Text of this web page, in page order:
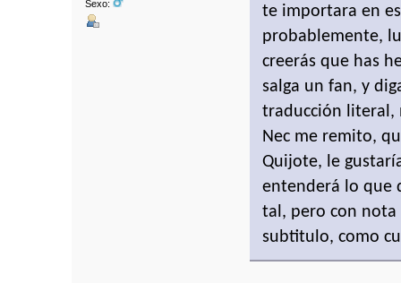
Sexo:
te importara en
probablemente,
creerás que has
salga un fan, y
traducción literal,
Nec me remito,
Quijote, le
entenderá lo que
tal, pero con nota
subtitulo, como